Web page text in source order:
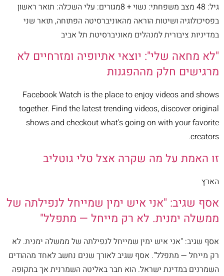
גיל: 48 מצב משפחתי: נשוי + 8מגורים: עלי השכלה: תואר ראשון
בפסיכולוגיה ושיטות הוראה מהאוניברסיטה הפתוחה, תואר שני
במדיניות ציבורית למנהלים מאוניברסיטת תל אביב
"לא מחאה שלי": יוצאי אתיופיה ומזרחיים לא
מרגישים חלק מההפגנות
Facebook Watch is the place to enjoy videos and shows
together. Find the latest trending videos, discover original
shows and checkout what's going on with your favorite
creators.
זו האמת על מה שקרה אצל טלי גוטליב
הארץ
אסף שגיב: "אני איש ימין שמייחל לנפילתה של
ממשלה ימנית. לא רק מייחל — מתפלל"
אסף שגיב: "אני איש ימין שמייחל לנפילתה של ממשלה ימנית. לא
רק מייחל — מתפלל". אסף שגיב לאורך שנים נחשב לאחד מההודים
השמרנים במדינת ישראל. הוא חבר באליטה השמרנית אך בתקופה